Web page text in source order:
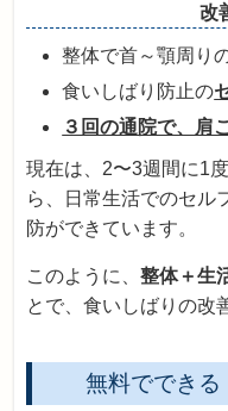
改
整体で首～顎周り
食いしばり防止の
３回の通院で、肩
現在は、2〜3週間に1
ら、日常生活でのセル
防ができています。
このように、整体＋生
とで、食いしばりの改
無料でできる